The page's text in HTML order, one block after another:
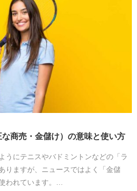
商売・金儲け）の意味と使い方
うにテニスやバドミントンなどの「ラ
りますが、ニュースではよく「金儲
われています。…